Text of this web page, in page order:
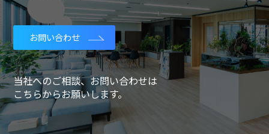
お問い合わせ
当社へのご相談、お問い合わせは
こちらからお願いします。